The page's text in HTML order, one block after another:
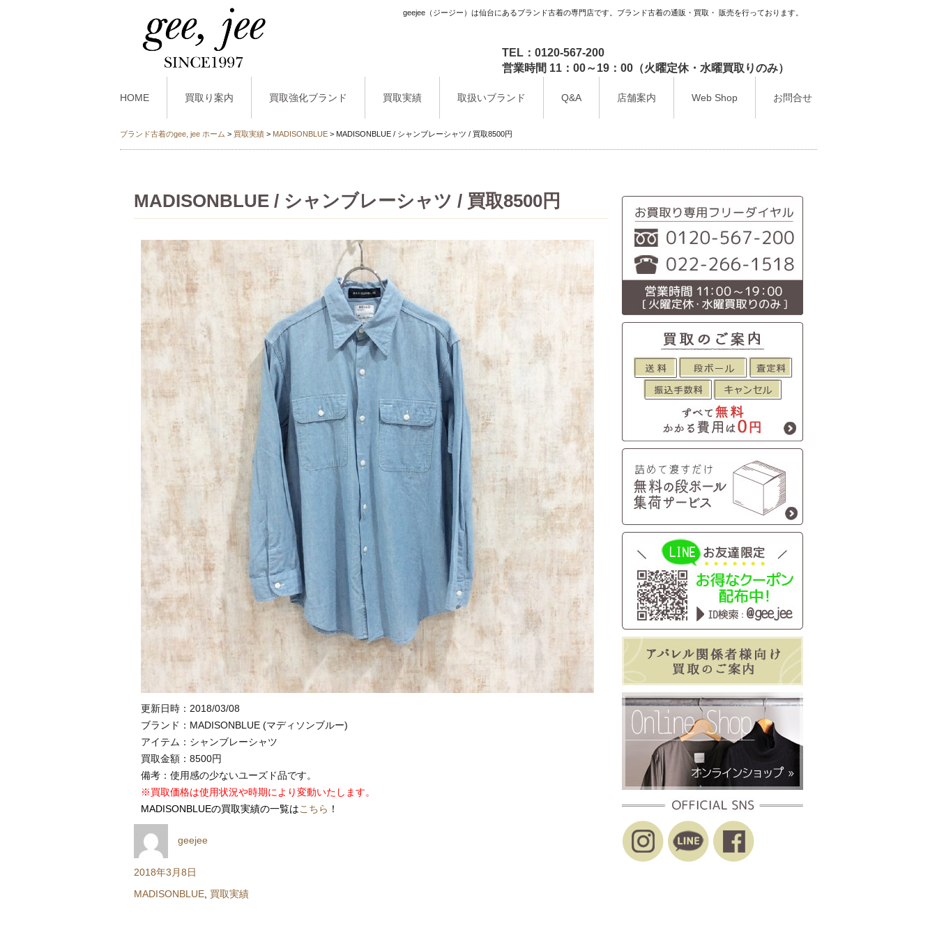
geejee（ジージー）は仙台にあるブランド古着の専門店です。ブランド古着の通販・買取・ 販売を行っております。
TEL：0120-567-200
営業時間 11：00～19：00（火曜定休・水曜買取りのみ）
HOME 買取り案内 買取強化ブランド 買取実績 取扱いブランド Q&A 店舗案内 Web Shop お問合せ
ブランド古着のgee, jee ホーム > 買取実績 > MADISONBLUE > MADISONBLUE / シャンブレーシャツ / 買取8500円
MADISONBLUE / シャンブレーシャツ / 買取8500円
更新日時：2018/03/08
ブランド：MADISONBLUE (マディソンブルー)
アイテム：シャンブレーシャツ
買取金額：8500円
備考：使用感の少ないユーズド品です。
※買取価格は使用状況や時期により変動いたします。
MADISONBLUEの買取実績の一覧はこちら ！
稿
geejee
投
稿
2018年3月8日
カ
MADISONBLUE 買取実績